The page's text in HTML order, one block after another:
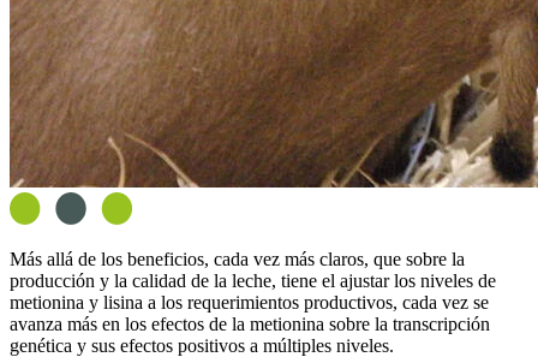
Más allá de los beneficios, cada vez más claros, que sobre la
producción y la calidad de la leche, tiene el ajustar los niveles de
metionina y lisina a los requerimientos productivos, cada vez se
avanza más en los efectos de la metionina sobre la transcripción
genética y sus efectos positivos a múltiples niveles.